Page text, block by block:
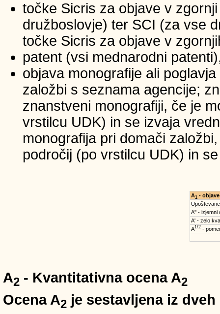
točke Sicris za objave v
družboslovje) ter SCI (za vse
točke Sicris za objave v
patent (vsi mednarodni
objava monografije ali
založbi s seznama agencije;
znanstveni monografiji, če je
vrstilcu UDK) in se izvaja
monografija pri domači
področij (po vrstilcu UDK) in
A1 - objave
A'' - izjemni
A' - zelo
A1/2-
A2 - Kvantitativna ocena A2
Ocena A2 je sestavljena iz